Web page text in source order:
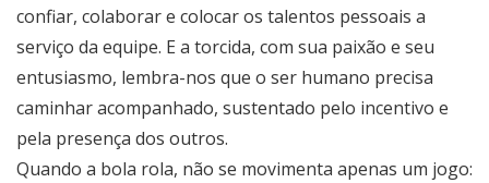
confiar, colaborar e colocar os talentos pessoais a
serviço da equipe. E a torcida, com sua paixão e seu
entusiasmo, lembra-nos que o ser humano precisa
caminhar acompanhado, sustentado pelo incentivo e
pela presença dos outros.
Quando a bola rola, não se movimenta apenas um jogo: